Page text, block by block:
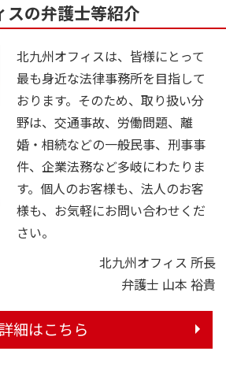
スの弁護士等紹介
北九州オフィスは、皆様にとって
最も身近な法律事務所を目指して
おります。そのため、取り扱い分
野は、交通事故、労働問題、離
婚・相続などの一般民事、刑事事
件、企業法務など多岐にわたりま
す。個人のお客様も、法人のお客
様も、お気軽にお問い合わせくだ
さい。
北九州オフィス 所長
弁護士 山本 裕貴
細はこちら